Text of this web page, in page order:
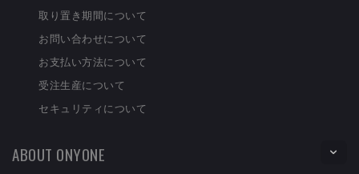
取り置き期間について
お問い合わせについて
お支払い方法について
受注生産について
セキュリティについて
ABOUT ONYONE